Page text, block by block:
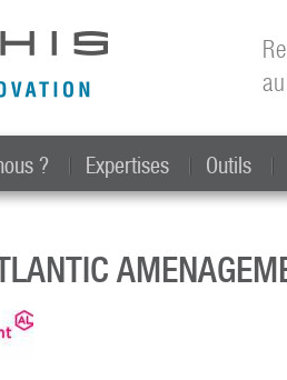
? Expertises Outils